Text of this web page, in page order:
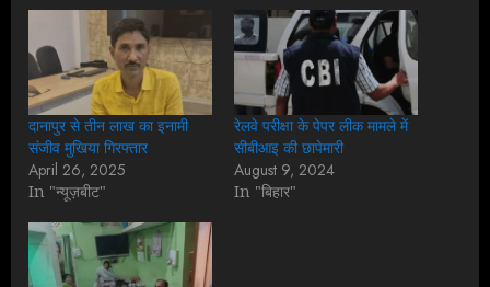
दानापुर से तीन लाख का इनामी
संजीव मुखिया गिरफ्तार
April 26, 2025
In "न्यूज़बीट"
रेलवे परीक्षा के पेपर लीक मामले में
सीबीआइ की छापेमारी
August 9, 2024
In "बिहार"